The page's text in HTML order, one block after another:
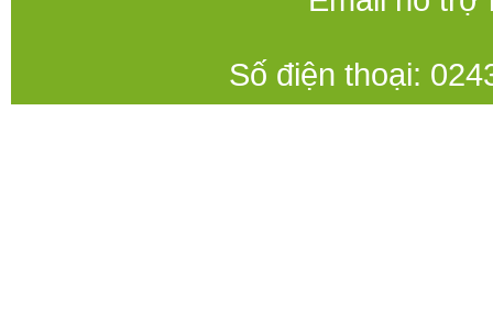
Số điện thoại: